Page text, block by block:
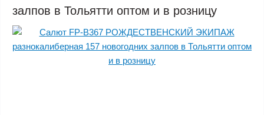
залпов в Тольятти оптом и в розницу